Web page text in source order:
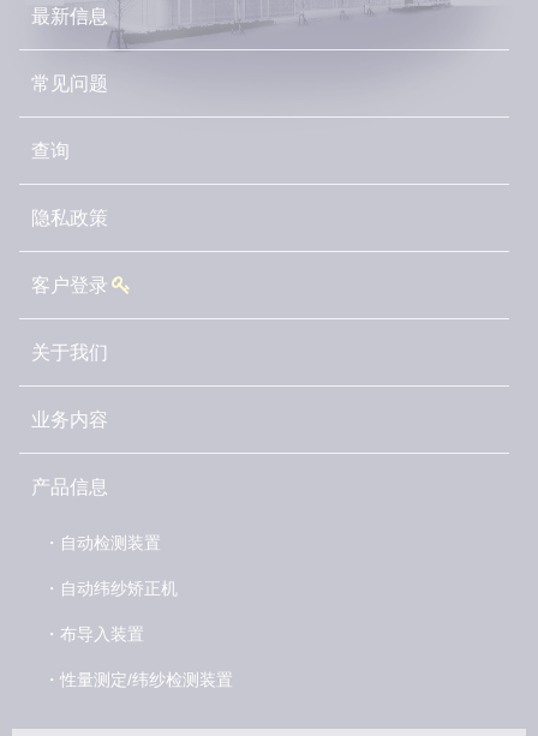
最新信息
常见问题
查询
隐私政策
客户登录
关于我们
业务内容
产品信息
・自动检测装置
・自动纬纱矫正机
・布导入装置
・性量测定/纬纱检测装置